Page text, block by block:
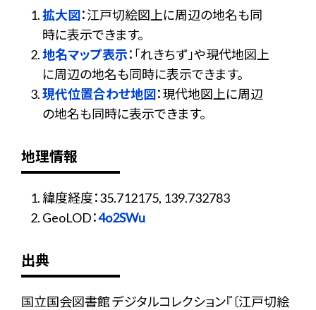
拡大図：江戸切絵図上に周辺の地名も同
時に表示できます。
地名マップ表示：「れきちず」や現代地図上
に周辺の地名も同時に表示できます。
現代位置合わせ地図：現代地図上に周辺
の地名も同時に表示できます。
地理情報
緯度経度：35.712175, 139.732783
GeoLOD：4o2SWu
出典
国立国会図書館 デジタルコレクション『〔江戸切絵